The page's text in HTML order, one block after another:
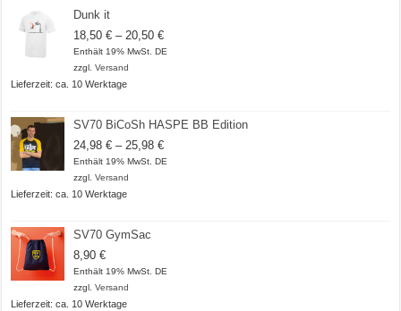
Dunk it
18,50€ –20,50€Preisspanne:
18,50 €
Enthält 19% MwSt. DE
zzgl.Versand
Lieferzeit: ca. 10 Werktage
SV70 BiCoSh HASPE BB Edition
24,98€ –25,98€Preisspanne:
24,98 €
Enthält 19% MwSt. DE
zzgl.Versand
Lieferzeit: ca. 10 Werktage
SV70 GymSac
8,90€
Enthält 19% MwSt. DE
zzgl.Versand
Lieferzeit: ca. 10 Werktage